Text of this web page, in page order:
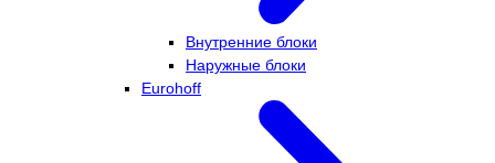
Внутренние блоки
Наружные блоки
Eurohoff